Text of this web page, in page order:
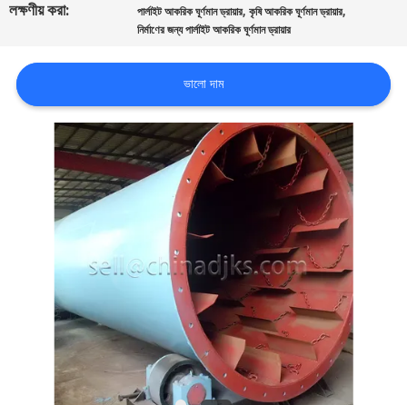
খবর
মামলা
গোপনীয়তা
লক্ষণীয় করা:
পার্লাইট আকরিক ঘূর্ণমান ড্রায়ার,কৃষি আকরিক ঘূর্ণমান ড্রায়ার,
নির্মাণের জন্য পার্লাইট আকরিক ঘূর্ণমান ড্রায়ার
ভালো দাম